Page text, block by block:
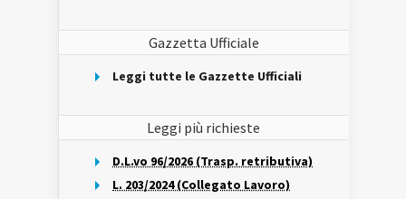
Gazzetta Ufficiale
Leggi tutte le Gazzette Ufficiali
Leggi più richieste
D.L.vo 96/2026 (Trasp. retributiva)
L. 203/2024 (Collegato Lavoro)